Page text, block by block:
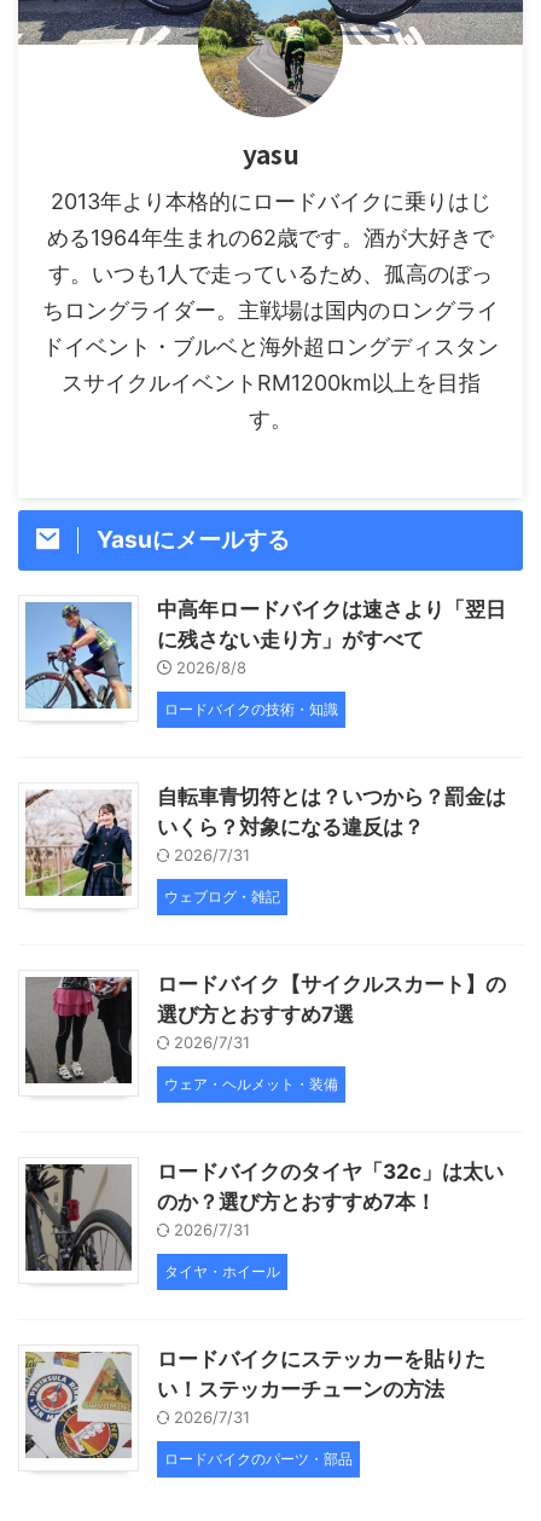
yasu
2013年より本格的にロードバイクに乗りはじ
める1964年生まれの62歳です。酒が大好きで
す。いつも1人で走っているため、孤高のぼっ
ちロングライダー。主戦場は国内のロングライ
ドイベント・ブルベと海外超ロングディスタン
スサイクルイベントRM1200km以上を目指
す。
Yasuにメールする
中高年ロードバイクは速さより「翌日
に残さない走り方」がすべて
2026/8/8
ロードバイクの技術・知識
自転車青切符とは？いつから？罰金は
いくら？対象になる違反は？
2026/7/31
ウェブログ・雑記
ロードバイク【サイクルスカート】の
選び方とおすすめ7選
2026/7/31
ウェア・ヘルメット・装備
ロードバイクのタイヤ「32c」は太い
のか？選び方とおすすめ7本！
2026/7/31
タイヤ・ホイール
ロードバイクにステッカーを貼りた
い！ステッカーチューンの方法
2026/7/31
ロードバイクのパーツ・部品